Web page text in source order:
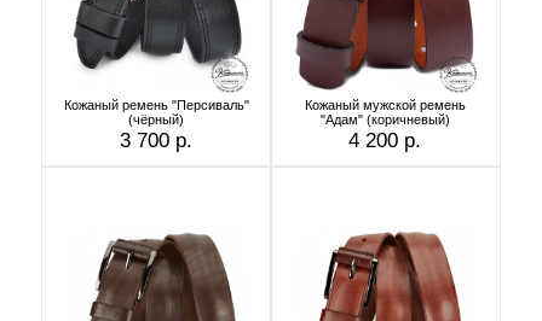
Кожаный ремень "Персиваль"
(чёрный)
3 700 р.
Кожаный мужской ремень
"Адам" (коричневый)
4 200 р.